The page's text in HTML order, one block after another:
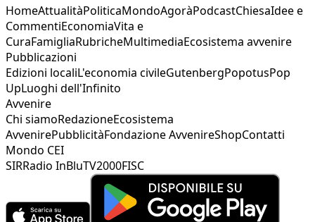
HomeAttualitàPoliticaMondoAgoràPodcastChiesaIdee e
CommentiEconomiaVita e
CuraFamigliaRubricheMultimediaEcosistema avvenire
Pubblicazioni
Edizioni localiL'economia civileGutenbergPopotusPop
UpLuoghi dell'Infinito
Avvenire
Chi siamoRedazioneEcosistema
AvvenirePubblicitàFondazione AvvenireShopContatti
Mondo CEI
SIRRadio InBluTV2000FISC